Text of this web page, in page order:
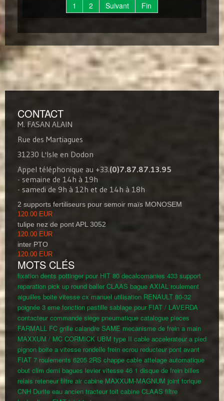
1 2 Suivant Fin
CONTACT
M. FASAN ALAIN
Rue des Martiagues
31230 L'Isle en Dodon
Appel téléphonique au +33.(0)7.87.87.13.95
- semaine de 14h à 19h
- samedi de 9h à 12h et de 14h à 18h
2 supports fertiliseurs pour semoir maïs MONOSEM
120.00 EUR
tulipe nez de pont APL 3052
120.00 EUR
inter PTO
120.00 EUR
MOTS CLÉS
fixation dents pottinger pour HIT 80 decalcomanies 433 support
reparation pick up round baller CLAAS bague AXIAL roulement
aiguilles boite vitesse cx manuel utilisation RENAULT 80-32
poignée 3 eme fonction pastille sablage pour FIAT / LAVERDA
contacteur commande siege pneumatique catalogue pieces
FARMALL FC grille calandre SAME mecanisme de frein a main
MAXXUM / MC CORMICK UBM type II cable accelerateur a pied
pignon boite a vitesse rondelle frein ecrou reducteur pont avant
FIAT 7 roulements 6205 2RS chappe cable attelage automatique
obut clim demi bagues levier vitesse 46 1 disque de frein billes
relais reteneur filtre air cabine MAXXUM-MAGNUM joint torique
CNH Durite eau ancien tracteur toit cabine CLAAS filtre